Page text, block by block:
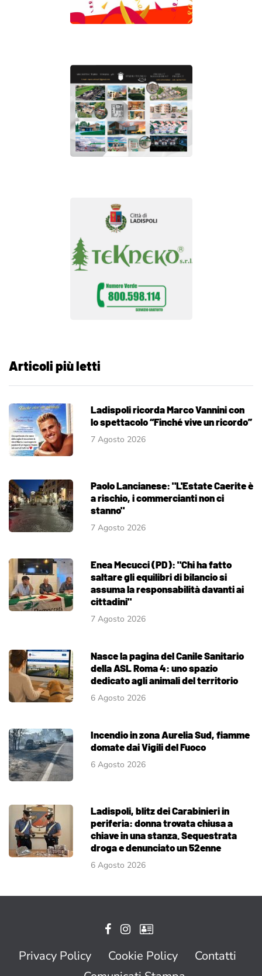
Articoli più letti
Ladispoli ricorda Marco Vannini con
lo spettacolo “Finché vive un ricordo”
7 Agosto 2026
Paolo Lancianese: "L'Estate Caerite è
a rischio, i commercianti non ci
stanno"
7 Agosto 2026
Enea Mecucci (PD): "Chi ha fatto
saltare gli equilibri di bilancio si
assuma la responsabilità davanti ai
cittadini"
7 Agosto 2026
Nasce la pagina del Canile Sanitario
della ASL Roma 4: uno spazio
dedicato agli animali del territorio
6 Agosto 2026
Incendio in zona Aurelia Sud, fiamme
domate dai Vigili del Fuoco
6 Agosto 2026
Ladispoli, blitz dei Carabinieri in
periferia: donna trovata chiusa a
chiave in una stanza. Sequestrata
droga e denunciato un 52enne
6 Agosto 2026
Privacy Policy Cookie Policy
Contatti